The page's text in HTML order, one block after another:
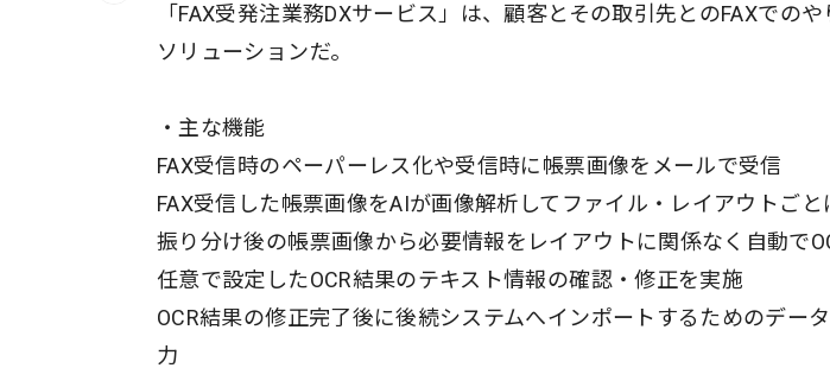
「FAX受発注業務DXサービス」は、顧客とその取引先とのFAXでの
ソリューションだ。
・主な機能
FAX受信時のペーパーレス化や受信時に帳票画像をメールで受信
FAX受信した帳票画像をAIが画像解析してファイル・レイアウトご
振り分け後の帳票画像から必要情報をレイアウトに関係なく自動で
任意で設定したOCR結果のテキスト情報の確認・修正を実施
OCR結果の修正完了後に後続システムへインポートするためのデー
力